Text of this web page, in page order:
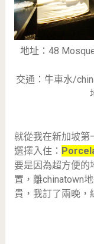
地址：48
交通：牛車水/
就從我在新加坡第
選擇入住：
要是因為超方便的
置，離chinatown
貴，我訂了兩晚，